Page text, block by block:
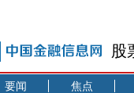
股
要闻 焦点